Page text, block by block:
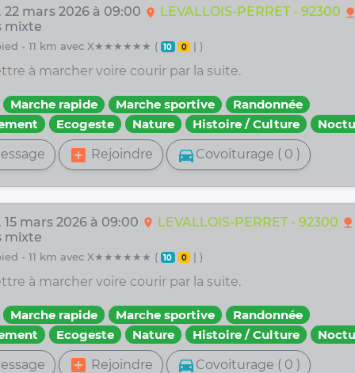
22 mars 2026 à 09:00 location_on LEVALLOIS-PERRET - 92300 nature
mixte
pied - 11 km avec X★★★★★★ ( 10 0 | )
à marcher voire courir par la suite.
Marche rapide Marche sportive
Randonnée
Ecogeste Nature Histoire / Culture
add_box Rejoindre directions_car Covoiturage ( 0 )
15 mars 2026 à 09:00 location_on LEVALLOIS-PERRET - 92300 nature
mixte
pied - 11 km avec X★★★★★★ ( 10 0 | )
à marcher voire courir par la suite.
Marche rapide Marche sportive
Randonnée
Ecogeste Nature Histoire / Culture
add_box Rejoindre directions_car Covoiturage ( 0 )